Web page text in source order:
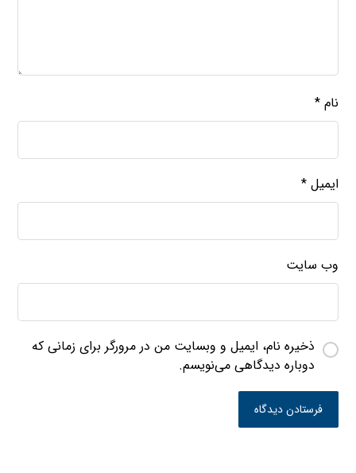
نام*
ایمیل*
وب‌ سایت
ذخیره نام، ایمیل و وبسایت من در مرورگر برای زمانی که
دوباره دیدگاهی می‌نویسم.